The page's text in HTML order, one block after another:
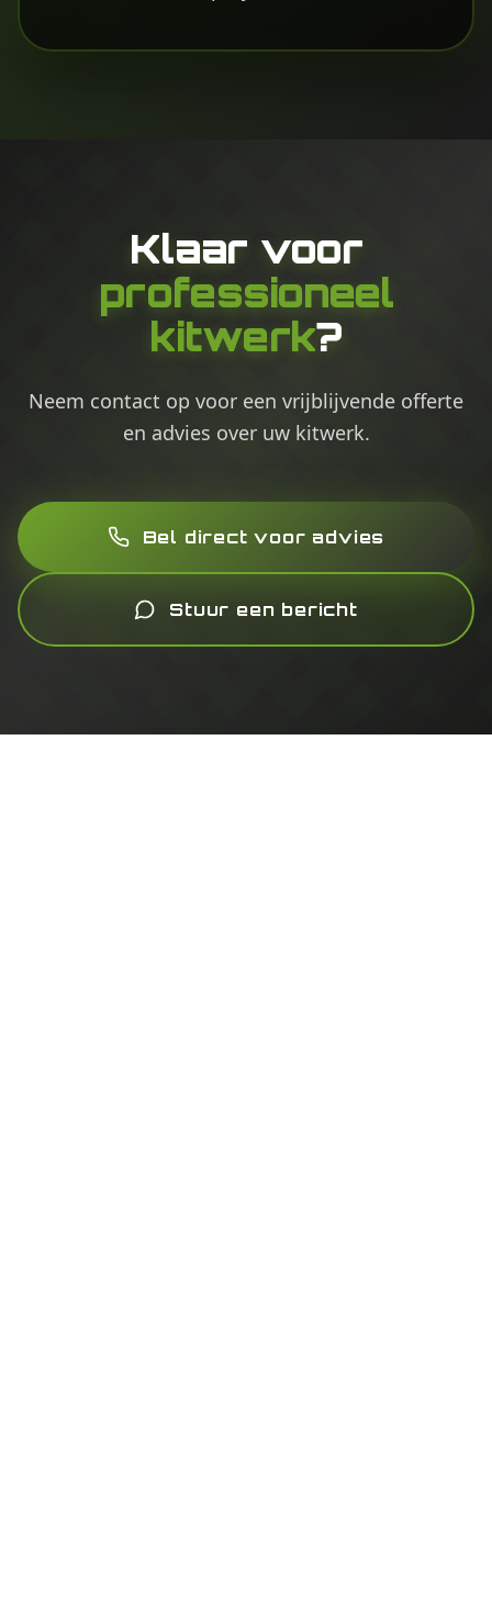
Klaar voor
professioneel
kitwerk?
Neem contact op voor een vrijblijvende offerte
en advies over uw kitwerk.
Bel direct voor advies
Stuur een bericht